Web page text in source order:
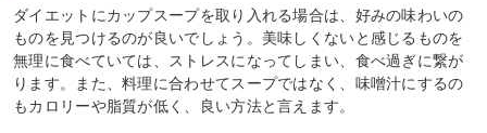
ダイエットにカップスープを取り入れる場合は、好みの味わいの
ものを見つけるのが良いでしょう。美味しくないと感じるものを
無理に食べていては、ストレスになってしまい、食べ過ぎに繋が
ります。また、料理に合わせてスープではなく、味噌汁にするの
もカロリーや脂質が低く、良い方法と言えます。